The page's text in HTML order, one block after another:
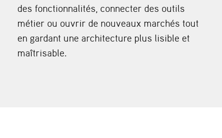
des fonctionnalités, connecter des outils
métier ou ouvrir de nouveaux marchés tout
en gardant une architecture plus lisible et
maîtrisable.